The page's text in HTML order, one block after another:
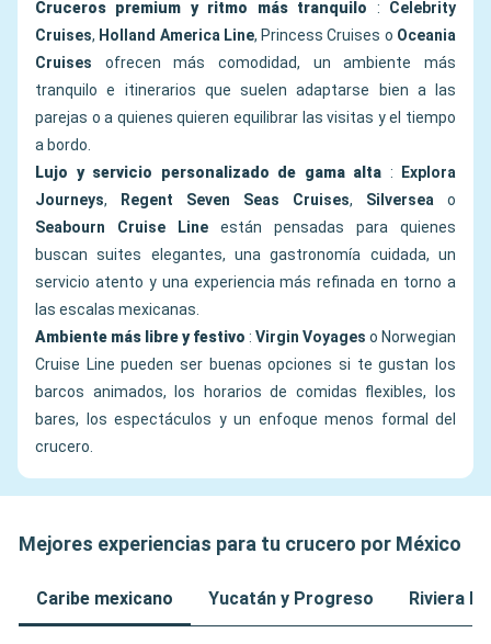
Cruceros premium y ritmo más tranquilo : Celebrity
Cruises, Holland America Line, Princess Cruises o Oceania
Cruises ofrecen más comodidad, un ambiente más
tranquilo e itinerarios que suelen adaptarse bien a las
parejas o a quienes quieren equilibrar las visitas y el tiempo
a bordo.
Lujo y servicio personalizado de gama alta :
Explora
Journeys, Regent Seven Seas Cruises, Silversea o
Seabourn Cruise Line están pensadas para quienes
buscan suites elegantes, una gastronomía cuidada, un
servicio atento y una experiencia más refinada en torno a
las escalas mexicanas.
Ambiente más libre y festivo : Virgin Voyages o Norwegian
Cruise Line pueden ser buenas opciones si te gustan los
barcos animados, los horarios de comidas flexibles, los
bares, los espectáculos y un enfoque menos formal del
crucero.
Mejores experiencias para tu crucero por México
Caribe mexicano Yucatán y Progreso Riviera